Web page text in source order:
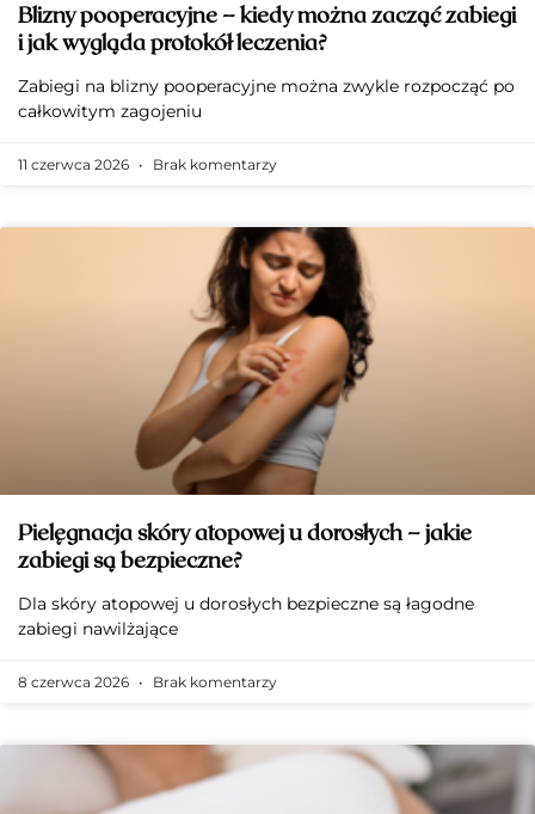
Blizny pooperacyjne – kiedy można zacząć zabiegi
i jak wygląda protokół leczenia?
Zabiegi na blizny pooperacyjne można zwykle rozpocząć po
całkowitym zagojeniu
11 czerwca 2026 Brak komentarzy
Pielęgnacja skóry atopowej u dorosłych – jakie
zabiegi są bezpieczne?
Dla skóry atopowej u dorosłych bezpieczne są łagodne
zabiegi nawilżające
8 czerwca 2026 Brak komentarzy